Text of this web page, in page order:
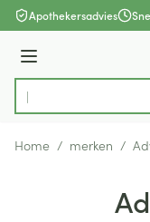
Ga naar de inhoud
Apothekersadvies
Menu
Product, merk,
Home / merken /